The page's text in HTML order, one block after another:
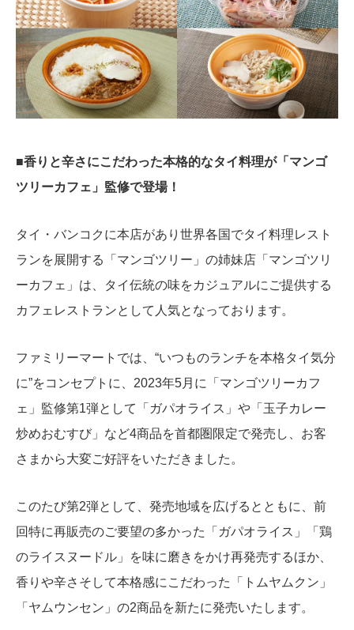
■香りと辛さにこだわった本格的なタイ料理が「マンゴ
ツリーカフェ」監修で登場！
タイ・バンコクに本店があり世界各国でタイ料理レスト
ランを展開する「マンゴツリー」の姉妹店「マンゴツリ
ーカフェ」は、タイ伝統の味をカジュアルにご提供する
カフェレストランとして人気となっております。
ファミリーマートでは、“いつものランチを本格タイ気分
に”をコンセプトに、2023年5月に「マンゴツリーカフ
ェ」監修第1弾として「ガパオライス」や「玉子カレー
炒めおむすび」など4商品を首都圏限定で発売し、お客
さまから大変ご好評をいただきました。
このたび第2弾として、発売地域を広げるとともに、前
回特に再販売のご要望の多かった「ガパオライス」「鶏
のライスヌードル」を味に磨きをかけ再発売するほか、
香りや辛さそして本格感にこだわった「トムヤムクン」
「ヤムウンセン」の2商品を新たに発売いたします。